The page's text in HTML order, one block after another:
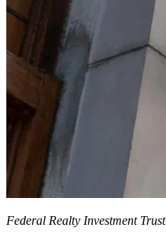
Federal Realty Investment Trust